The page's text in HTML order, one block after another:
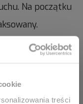
treści
Na początku
„Napnij”, musi
to napięcie
„Rozluźnij”,